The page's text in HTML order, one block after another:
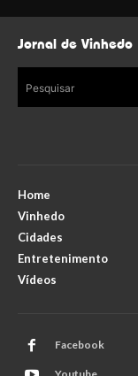
Jornal de Vinhedo
Pesquisar
Home
Vinhedo
Cidades
Entretenimento
Vídeos
Facebook